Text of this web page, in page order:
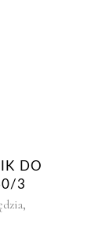
DO
3
,